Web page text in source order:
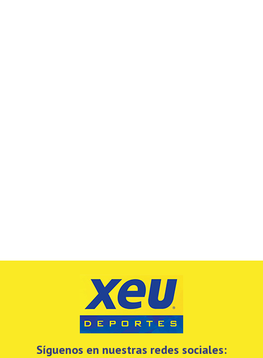
Síguenos en nuestras redes sociales: